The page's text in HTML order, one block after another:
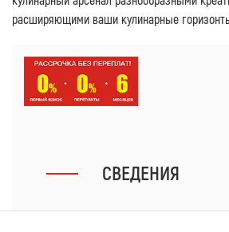
расширяющими ваши кулинарные
СВЕДЕНИЯ